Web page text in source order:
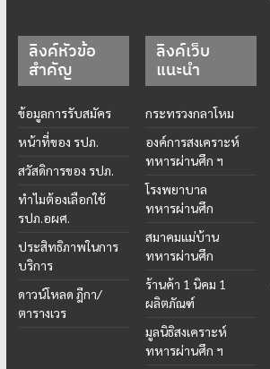
ลิงค์หัวข้อ
สำคัญ
ข้อมูลการรับสมัคร
หน้าที่ของ รปภ.
สวัสดิการของ รปภ.
ทำไมต้องเลือกใช้
รปภ.อผศ.
ประสิทธิภาพในการ
บริการ
ดาวน์โหลด ฎีกา/
ตารางเวร
ลิงค์เว็บ
แนะนำ
กระทรวงกลาโหม
องค์การสงเคราะห์
ทหารผ่านศึก ฯ
โรงพยาบาล
ทหารผ่านศึก
สมาคมแม่บ้าน
ทหารผ่านศึก
ร้านค้า 1 นิคม 1
ผลิตภัณฑ์
มูลนิธิสงเคราะห์
ทหารผ่านศึก ฯ